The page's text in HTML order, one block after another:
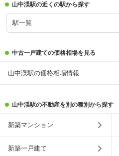
山中渓駅の近くの駅から探す
駅一覧
中古一戸建ての価格相場を見る
山中渓駅の価格相場情報
山中渓駅の不動産を別の種別から探す
新築マンション
新築一戸建て